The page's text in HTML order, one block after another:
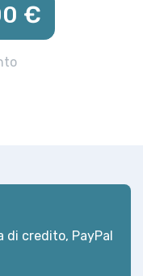
€
di credito, PayPal